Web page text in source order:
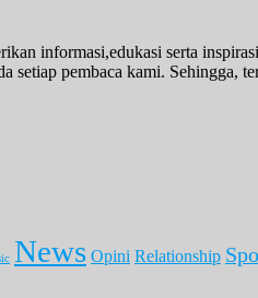
informasi,edukasi serta
setiap pembaca kami. Sehingga,
News Opini Relationship